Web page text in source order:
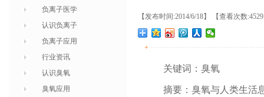
负离子医学
认识负离子
负离子应用
行业资讯
认识臭氧
臭氧应用
【发布时间:2014/6/18】 【查看次数
+
关键词：臭氧
摘要：臭氧与人类生活息